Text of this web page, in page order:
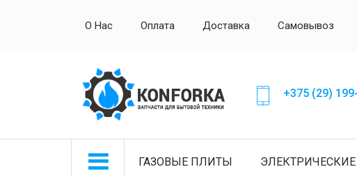
О Нас Оплата Доставка Самовывоз
+375 (29)
ГАЗОВЫЕ ПЛИТЫ